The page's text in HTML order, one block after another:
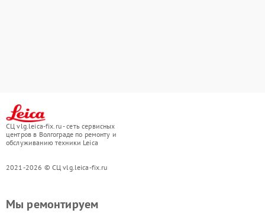
СЦ vlg.leica-fix.ru - сеть сервисных
центров в Волгограде по ремонту и
обслуживанию техники Leica
2021-2026 © СЦ vlg.leica-fix.ru
Мы ремонтируем